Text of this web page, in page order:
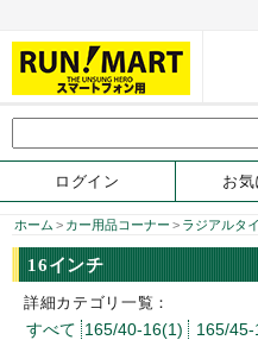
ログイン お気
ホーム > カー用品コーナー > ラジアルタ
16インチ
詳細カテゴリ一覧：
すべて 165/40-16(1) 165/